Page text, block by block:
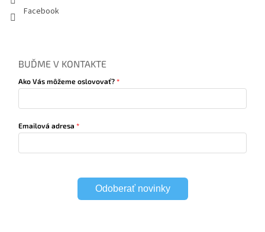
Facebook
BUĎME V KONTAKTE
Ako Vás môžeme oslovovať?
Emailová adresa
Odoberať novinky